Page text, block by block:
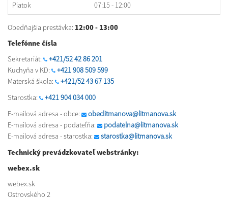
Piatok 07:15 - 12:00
Obedňajšia prestávka: 12:00 - 13:00
Telefónne čísla
Sekretariát:
+421/52 42 86 201
Kuchyňa v KD:
+421 908 509 599
Materská škola:
+421/52 43 67 135
Starostka:
+421 904 034 000
E-mailová adresa - obce:
obeclitmanova@litmanova.sk
E-mailová adresa - podateľňa:
podatelna@litmanova.sk
E-mailová adresa - starostka:
starostka@litmanova.sk
Technický prevádzkovateľ webstránky:
webex.sk
webex.sk
Ostrovského 2